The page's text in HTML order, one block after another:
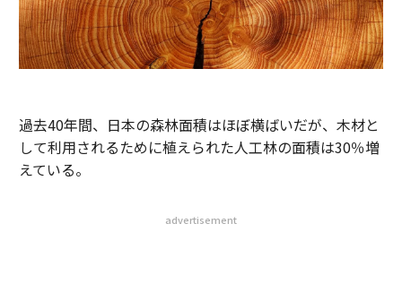
過去40年間、日本の森林面積はほぼ横ばいだが、木材と
して利用されるために植えられた人工林の面積は30％増
えている。
advertisement